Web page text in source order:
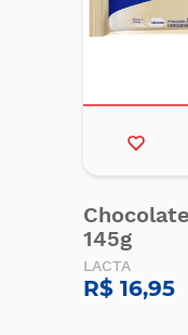
145g
LACTA
R$ 16,95